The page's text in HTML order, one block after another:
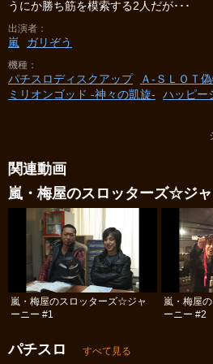
うにか勝ち筋を模索する2人だが･･･
出演者
嵐 ガリぞう
機種
パチスロディスクアップ
Ａ‐ＳＬＯＴ
ミリオンゴッド -神々の凱旋-
ハッピー
関連動画
嵐・梅屋のスロッターズ☆ジ
嵐・梅屋のスロッターズ☆ジャ
ーニー #1
嵐・梅屋
ーニー #2
パチスロ すべて見る